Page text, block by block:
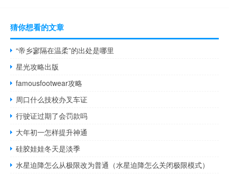
猜你想看的文章
“帝乡寥隔在温柔”的出处是哪里
星光攻略出版
famousfootwear攻略
周口什么技校办叉车证
行驶证过期了会罚款吗
大年初一怎样提升神通
硅胶娃娃冬天是淡季
水星迫降怎么从极限改为普通（水星迫降怎么关闭极限模式）